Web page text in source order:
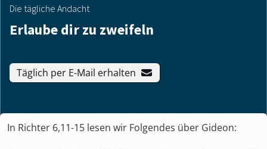
Die tägliche Andacht
Erlaube dir zu zweifeln
Täglich per E-Mail erhalten
In Richter 6,11-15 lesen wir Folgendes über Gideon: